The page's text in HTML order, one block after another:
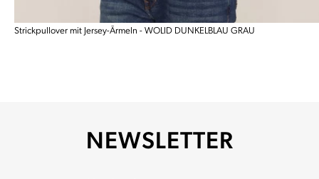
Strickpullover mit Jersey-Ärmeln - WOLID DUNKELBLAU GRAU
NEWSLETTER